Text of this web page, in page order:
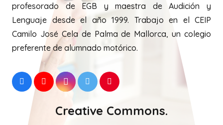
profesorado de EGB y maestra de Audición y
Lenguaje desde el año 1999. Trabajo en el CEIP
Camilo José Cela de Palma de Mallorca, un colegio
preferente de alumnado motórico.
Creative Commons.